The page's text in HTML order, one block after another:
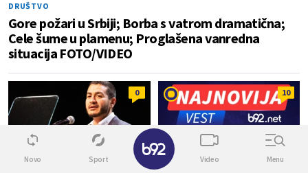
DRUŠTVO
Gore požari u Srbiji; Borba s vatrom dramatična;
Cele šume u plamenu; Proglašena vanredna
situacija FOTO/VIDEO
0 10
Novo Sport Video Menu
✕